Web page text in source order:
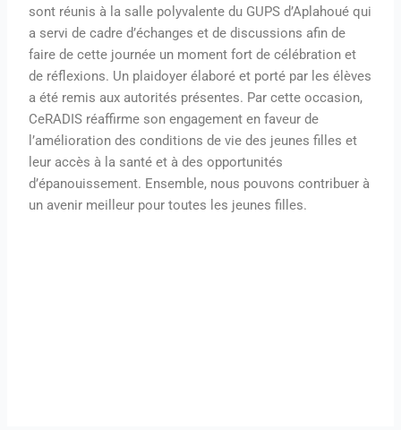
sont réunis à la salle polyvalente du GUPS d’Aplahoué qui
a servi de cadre d’échanges et de discussions afin de
faire de cette journée un moment fort de célébration et
de réflexions. Un plaidoyer élaboré et porté par les élèves
a été remis aux autorités présentes. Par cette occasion,
CeRADIS réaffirme son engagement en faveur de
l’amélioration des conditions de vie des jeunes filles et
leur accès à la santé et à des opportunités
d’épanouissement. Ensemble, nous pouvons contribuer à
un avenir meilleur pour toutes les jeunes filles.